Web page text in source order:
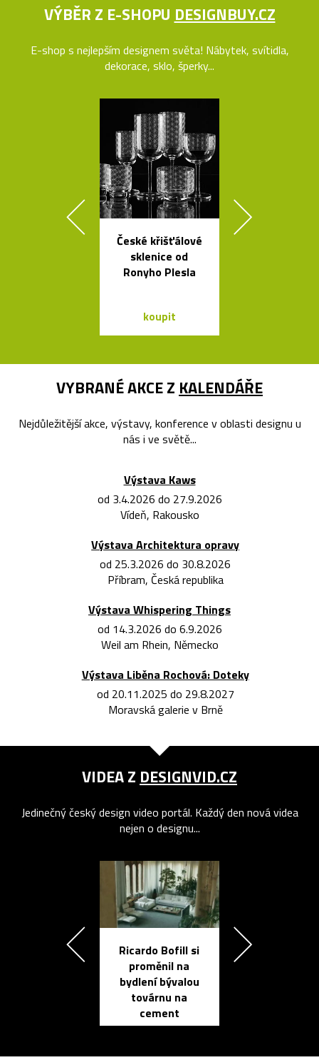
VÝBĚR Z E-SHOPU DESIGNBUY.CZ
E-shop s nejlepším designem světa! Nábytek, svítidla,
dekorace, sklo, šperky...
České křišťálové
sklenice od
Ronyho Plesla
koupit
VYBRANÉ AKCE Z KALENDÁŘE
Nejdůležitější akce, výstavy, konference v oblasti designu u
nás i ve světě...
Výstava Kaws
od 3.4.2026 do 27.9.2026
Vídeň, Rakousko
Výstava Architektura opravy
od 25.3.2026 do 30.8.2026
Příbram, Česká republika
Výstava Whispering Things
od 14.3.2026 do 6.9.2026
Weil am Rhein, Německo
Výstava Liběna Rochová: Doteky
od 20.11.2025 do 29.8.2027
Moravská galerie v Brně
VIDEA Z DESIGNVID.CZ
Jedinečný český design video portál. Každý den nová videa
nejen o designu...
Ricardo Bofill si
proměnil na
bydlení bývalou
továrnu na
cement